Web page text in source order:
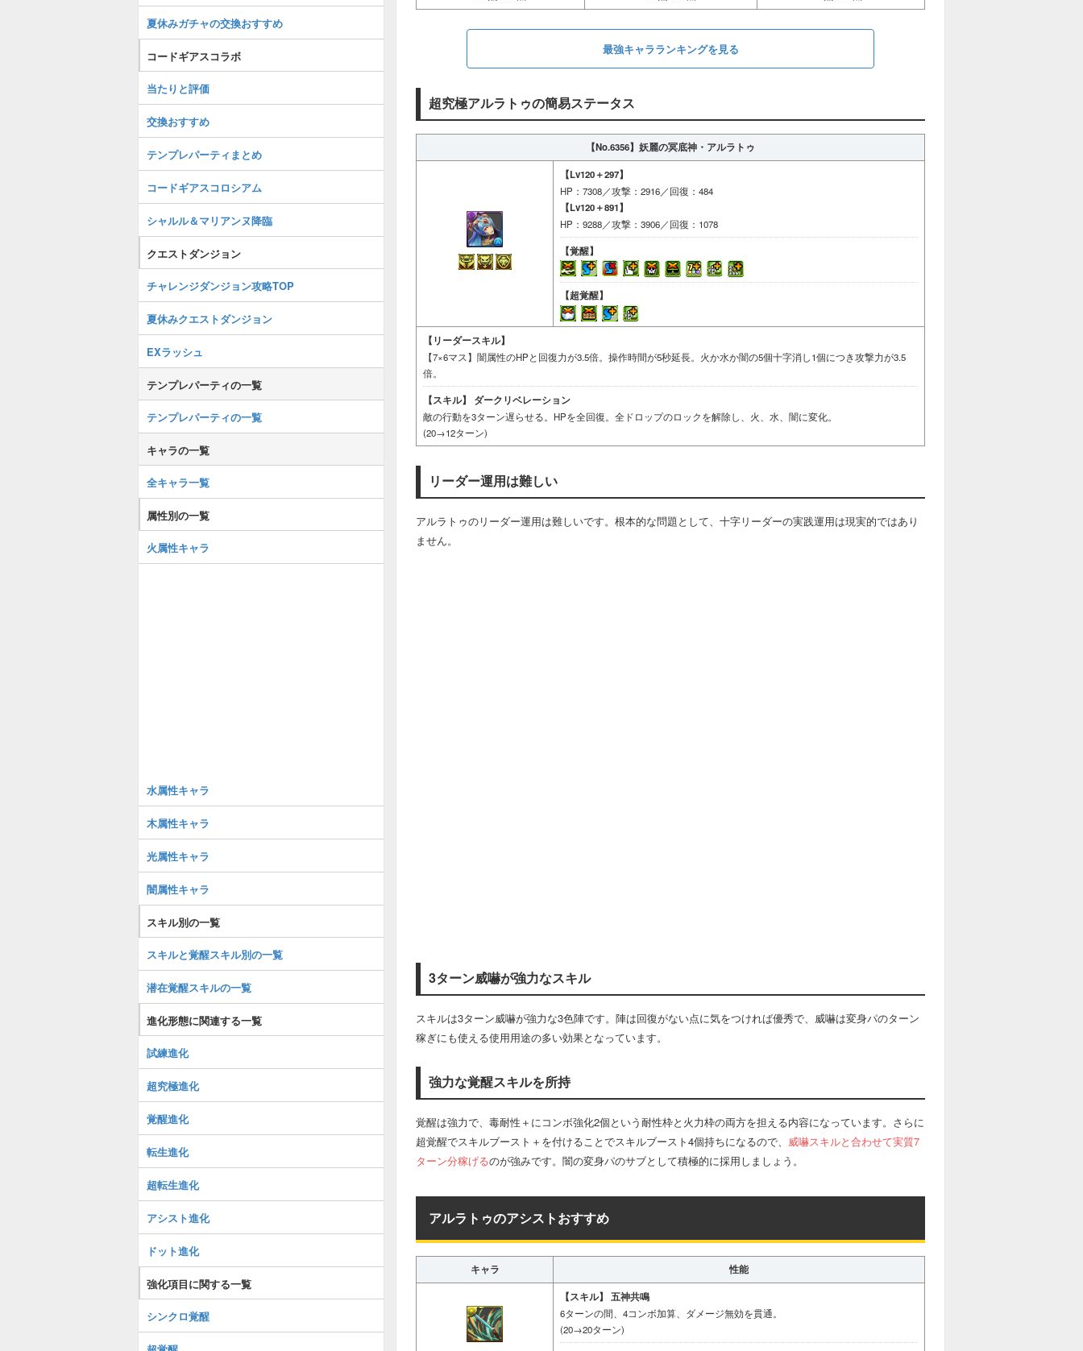
最強キャラランキングを見る
超究極アルラトゥの簡易ステータス
【No.6356】 妖麗の冥底神・アルラトゥ
【Lv120＋297】
HP：7308／攻撃：2916／回復：484
【Lv120＋891】
HP：9288／攻撃：3906／回復：1078
【覚醒】
【超覚醒】
【リーダースキル】
【7×6マス】闇属性のHPと回復力が3.5倍。操作時間が5秒延長。火か水か闇の5個十字消し1個につき攻撃力が3.5
倍。
【スキル】 ダークリベレーション
敵の行動を3ターン遅らせる。HPを全回復。全ドロップのロックを解除し、火、水、闇に変化。
(20→12ターン)
リーダー運用は難しい
アルラトゥのリーダー運用は難しいです。根本的な問題として、十字リーダーの実践運用は現実的ではあり
ません。
3ターン威嚇が強力なスキル
スキルは3ターン威嚇が強力な3色陣です。陣は回復がない点に気をつければ優秀で、威嚇は変身パのターン
稼ぎにも使える使用用途の多い効果となっています。
強力な覚醒スキルを所持
覚醒は強力で、毒耐性＋にコンボ強化2個という耐性枠と火力枠の両方を担える内容になっています。さらに
超覚醒でスキルブースト＋を付けることでスキルブースト4個持ちになるので、 威嚇スキルと合わせて実質7
ターン分稼げるのが強みです。闇の変身パのサブとして積極的に採用しましょう。
アルラトゥのアシストおすすめ
キャラ 性能
【スキル】 五神共鳴
6ターンの間、4コンボ加算、ダメージ無効を貫通。
(20→20ターン)
夏休みガチャの交換おすすめ
コードギアスコラボ
当たりと評価
交換おすすめ
テンプレパーティまとめ
コードギアスコロシアム
シャルル＆マリアンヌ降臨
クエストダンジョン
チャレンジダンジョン攻略TOP
夏休みクエストダンジョン
EXラッシュ
テンプレパーティの一覧
テンプレパーティの一覧
キャラの一覧
全キャラ一覧
属性別の一覧
火属性キャラ
水属性キャラ
木属性キャラ
光属性キャラ
闇属性キャラ
スキル別の一覧
スキルと覚醒スキル別の一覧
潜在覚醒スキルの一覧
進化形態に関連する一覧
試練進化
超究極進化
覚醒進化
転生進化
超転生進化
アシスト進化
ドット進化
強化項目に関する一覧
シンクロ覚醒